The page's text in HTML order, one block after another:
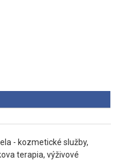
- kozmetické služby,
terapia, výživové